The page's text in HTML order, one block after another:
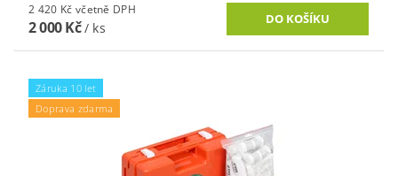
2 420 Kč včetně DPH
2 000 Kč/ ks
Záruka 10 let
Doprava zdarma